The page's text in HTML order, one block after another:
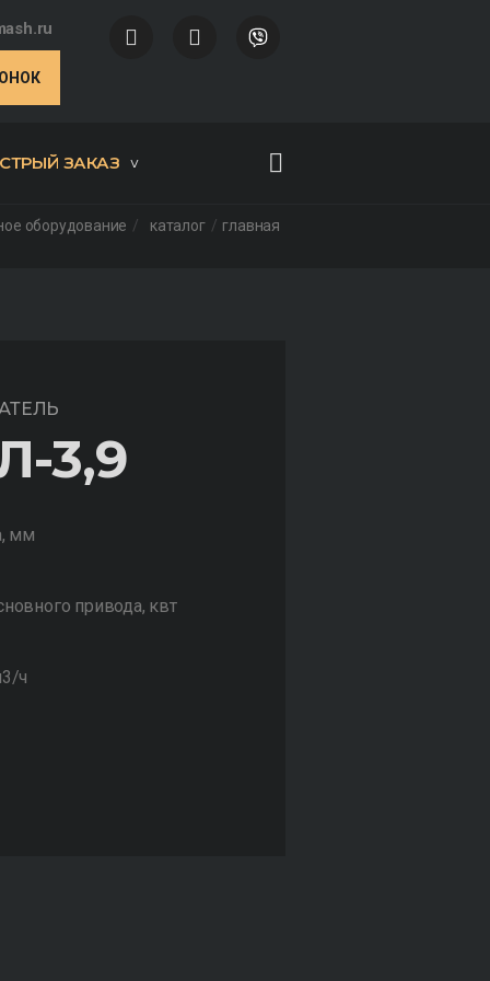
ЗАКАЗ
главная
каталог
оборудование
3,9
мм
привода, квт
ч